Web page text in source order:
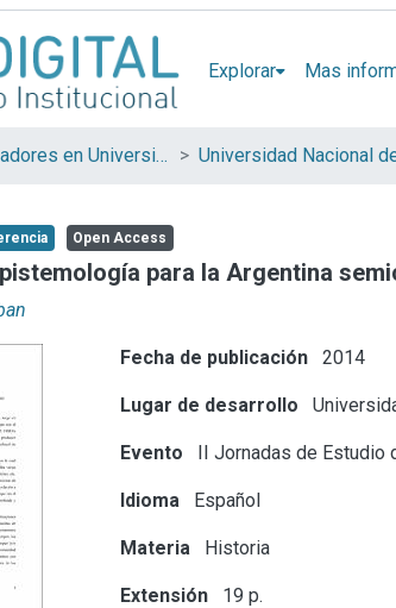
Explorar Mas
Investigadores en Universidades Nacionales de la provincia de Buenos Aires
Open Access
para la Argentina
Fecha de publicación 2014
Lugar de desarrollo
Evento II Jornadas de Estudio
Idioma Español
Materia Historia
Extensión 19 p.